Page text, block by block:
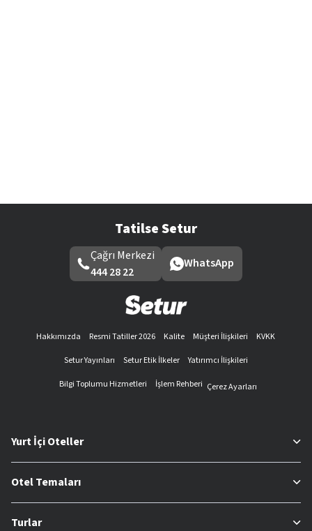
Tatilse Setur
Çağrı Merkezi
444 28 22
WhatsApp
Hakkımızda Resmi Tatiller 2026 Kalite Müşteri İlişkileri
KVKK
Setur Yayınları
Setur Etik İlkeler
Yatırımcı İlişkileri
Bilgi Toplumu Hizmetleri
İşlem Rehberi Çerez Ayarları
Yurt İçi Oteller
Otel Temaları
Turlar